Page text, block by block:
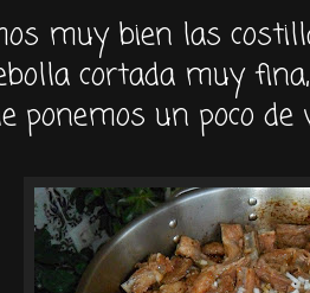
muy bien las
cortada muy
ponemos un poco